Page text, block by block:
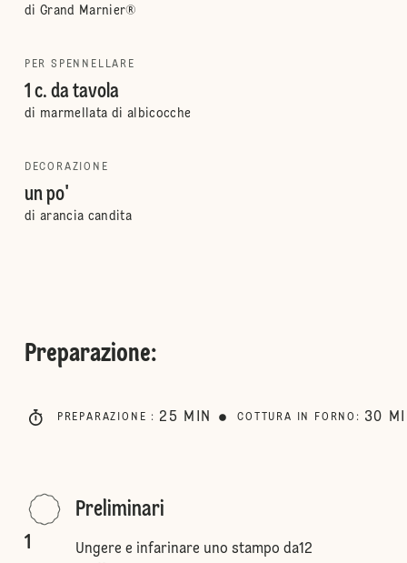
di Grand Marnier®
PER SPENNELLARE
1 c. da tavola
di marmellata di albicocche
DECORAZIONE
un po'
di arancia candita
Preparazione:
PREPARAZIONE : 25 MIN COTTURA IN FORNO : 30
1
Preliminari
Ungere e infarinare uno stampo da12